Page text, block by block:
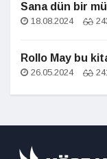
Sana dün bir
18.08.2024
Rollo May bu
26.05.2024